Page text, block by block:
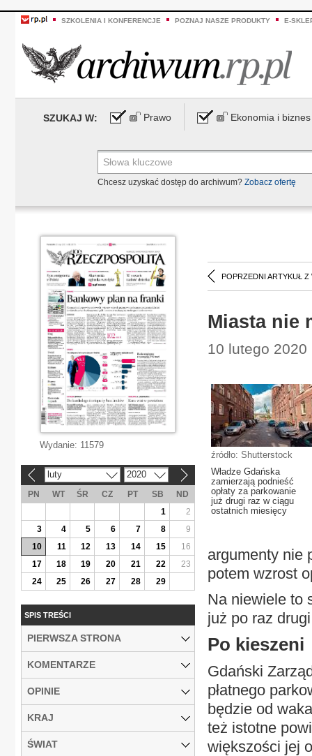
SZKOLENIA I KONFERENCJE POZNAJ NASZE PRODUKTY E-
SZUKAJ W: Prawo Ekonomia i biznes
Chcesz uzyskać dostęp do archiwum? Zobacz ofertę
POPRZEDNI ARTYKUŁ Z
Miasta nie
10 lutego
źródło: Shutterstock
Władze Gdańska
zamierzają podnieść
opłaty za parkowanie
już drugi raz w ciągu
ostatnich miesięcy
argumenty nie
potem wzrost
Na niewiele to
już po raz
Po kieszeni
Gdański
płatnego
będzie od
też istotne
większości jej
Wydanie: 11579
luty 2020
PN WT ŚR CZ PT SB
ND
1
2
3
4 5 6 7 8
9
10
11 12 13 14 15
16
17
18 19 20 21 22
23
24
25 26 27 28 29
SPIS TREŚCI
PIERWSZA STRONA
KOMENTARZE
OPINIE
KRAJ
ŚWIAT